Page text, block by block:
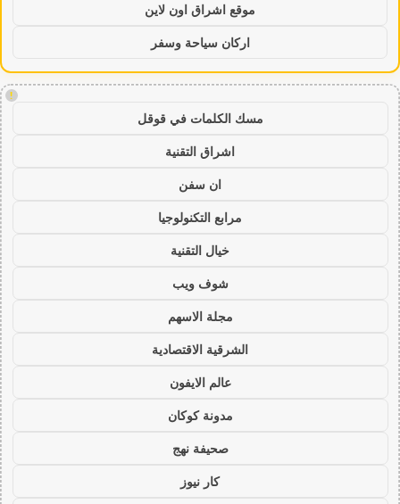
موقع اشراق اون لاين
اركان سياحة وسفر
!
مسك الكلمات في قوقل
اشراق التقنية
ان سفن
مرابع التكنولوجيا
خيال التقنية
شوف ويب
مجلة الاسهم
الشرقية الاقتصادية
عالم الايفون
مدونة كوكان
صحيفة نهج
كار نيوز